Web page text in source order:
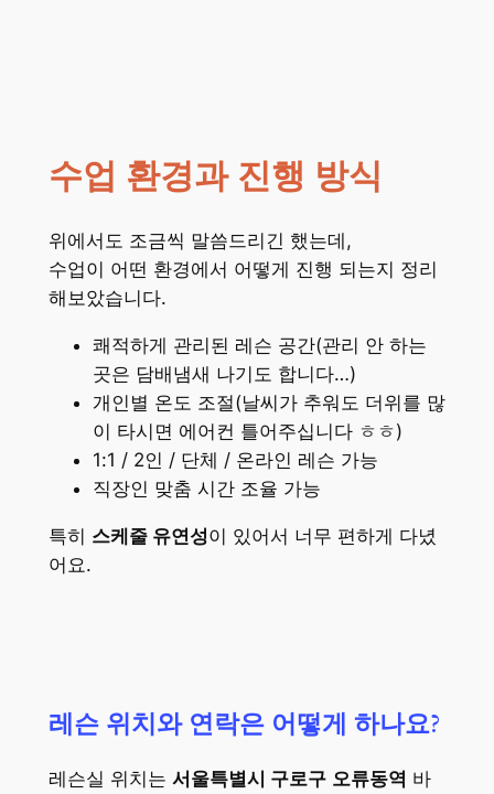
수업 환경과 진행 방식
위에서도 조금씩 말씀드리긴 했는데,
수업이 어떤 환경에서 어떻게 진행 되는지 정리
해보았습니다.
쾌적하게 관리된 레슨 공간(관리 안 하는
곳은 담배냄새 나기도 합니다…)
개인별 온도 조절(날씨가 추워도 더위를 많
이 타시면 에어컨 틀어주십니다 ㅎㅎ)
1:1 / 2인 / 단체 / 온라인 레슨 가능
직장인 맞춤 시간 조율 가능
특히 스케줄 유연성이 있어서 너무 편하게 다녔
어요.
레슨 위치와 연락은 어떻게 하나요?
레슨실 위치는 서울특별시 구로구 오류동역 바